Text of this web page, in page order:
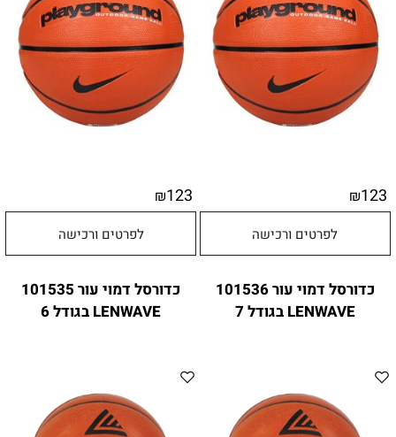
₪123
לפרטים ורכישה
₪123
לפרטים ורכישה
כדורסל דמוי עור 101536
LENWAVE בגודל 7
כדורסל דמוי עור 101535
LENWAVE בגודל 6